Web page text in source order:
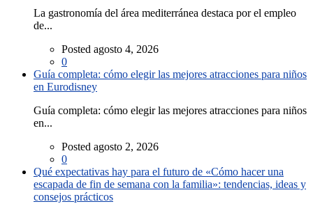
La gastronomía del área mediterránea destaca por el empleo
de...
Posted agosto 4, 2026
0
Guía completa: cómo elegir las mejores atracciones para niños
en Eurodisney
Guía completa: cómo elegir las mejores atracciones para niños
en...
Posted agosto 2, 2026
0
Qué expectativas hay para el futuro de «Cómo hacer una
escapada de fin de semana con la familia»: tendencias, ideas y
consejos prácticos